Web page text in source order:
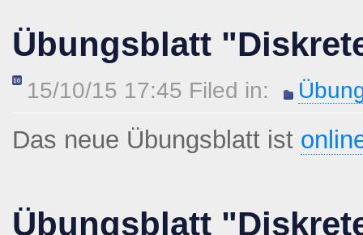
Übungsblatt
15/10/15 17:45 Filed in:
Das neue Übungsblatt ist
Übungsblatt